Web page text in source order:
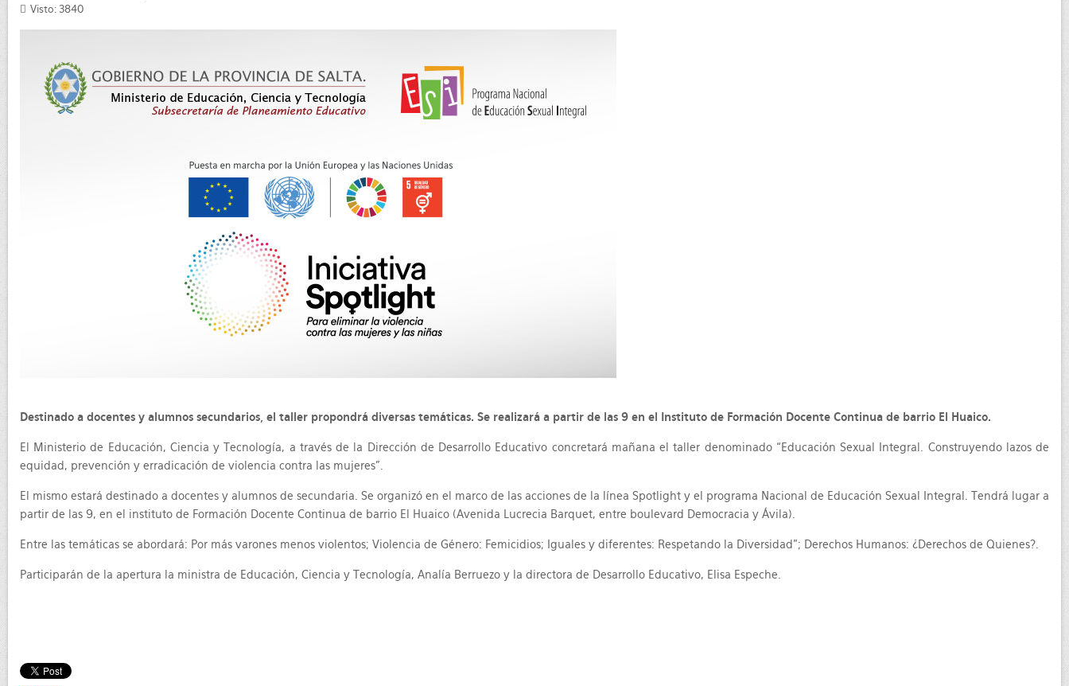
Visto: 3840
Destinado a docentes y alumnos secundarios, el taller propondrá diversas temáticas. Se realizará a partir de las 9 en el Instituto de Formación Docente Continua de barrio El Huaico.
El Ministerio de Educación, Ciencia y Tecnología, a través de la Dirección de Desarrollo Educativo concretará mañana el taller denominado “Educación Sexual Integral. Construyendo lazos de
equidad, prevención y erradicación de violencia contra las mujeres”.
El mismo estará destinado a docentes y alumnos de secundaria. Se organizó en el marco de las acciones de la línea Spotlight y el programa Nacional de Educación Sexual Integral. Tendrá lugar a
partir de las 9, en el instituto de Formación Docente Continua de barrio El Huaico (Avenida Lucrecia Barquet, entre boulevard Democracia y Ávila).
Entre las temáticas se abordará: Por más varones menos violentos; Violencia de Género: Femicidios; Iguales y diferentes: Respetando la Diversidad”; Derechos Humanos: ¿Derechos de Quienes?.
Participarán de la apertura la ministra de Educación, Ciencia y Tecnología, Analía Berruezo y la directora de Desarrollo Educativo, Elisa Espeche.